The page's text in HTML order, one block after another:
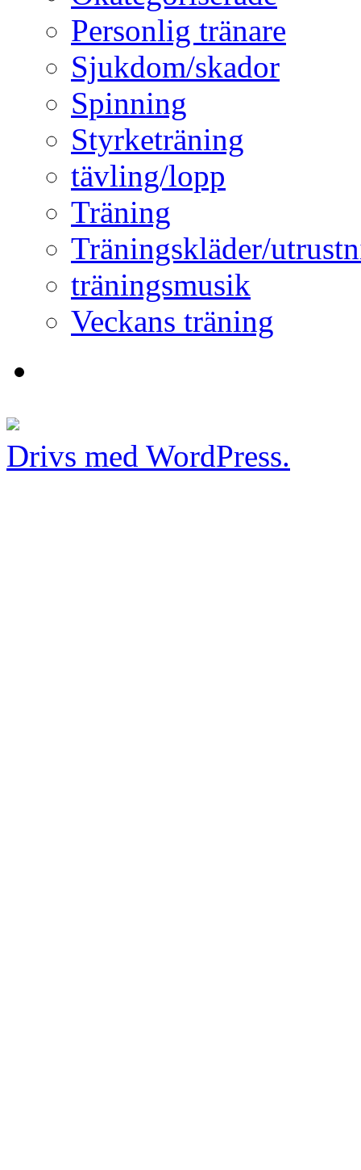
Personlig tränare
Sjukdom/skador
Spinning
Styrketräning
tävling/lopp
Träning
Träningskläder/
träningsmusik
Veckans träning
Drivs med WordPress.